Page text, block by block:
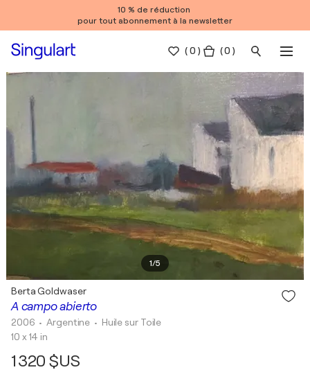
10 % de réduction
pour tout abonnement à la newsletter
(0 ) ( 0 )
1/5
A campo abierto
Berta Goldwaser
2006 • Argentine • Huile sur Toile
10 x 14 in
1 320 $US